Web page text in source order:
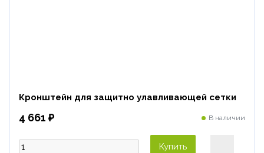
Кронштейн для защитно улавливающей сетки
4 661 ₽ В наличии
Купить